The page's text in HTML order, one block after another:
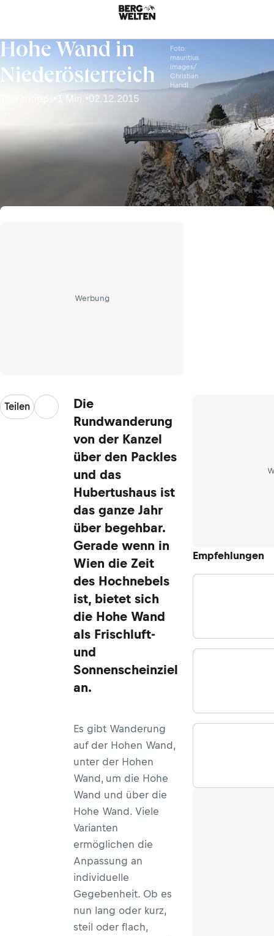
Hohe Wand in
Niederösterreich
02.12.2015
Foto:
mauritius
images/
Christian
Handl
Werbung
Teilen
Empfehlungen
Die
Rundwanderung
von der Kanzel
über den Packles
und das
Hubertushaus ist
das ganze Jahr
über begehbar.
Gerade wenn in
Wien die Zeit
des Hochnebels
ist, bietet sich
die Hohe Wand
als Frischluft-
und
Sonnenscheinziel
an.
Es gibt Wanderung
auf der Hohen Wand,
unter der Hohen
Wand, um die Hohe
Wand und über die
Hohe Wand. Viele
Varianten
ermöglichen die
Anpassung an
individuelle
Gegebenheit. Ob es
nun lang oder kurz,
steil oder flach,